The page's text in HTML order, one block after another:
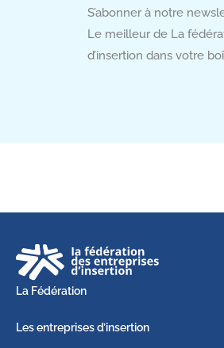
A.B.I. Association Bressaude
S’abonner à notre
Le meilleur de La
d’insertion dans votre
La Fédération
Les entreprises d’insertion